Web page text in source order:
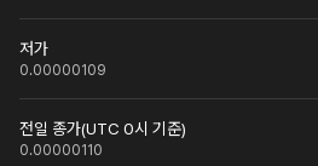
저가
0.00000109
전일 종가(UTC 0시 기준)
0.00000110